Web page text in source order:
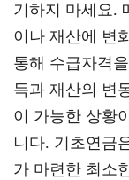
기하지 마세요.
이나 재산에 변
통해 수급자격
득과 재산의 변
이 가능한 상황
니다. 기초연금
가 마련한 최소